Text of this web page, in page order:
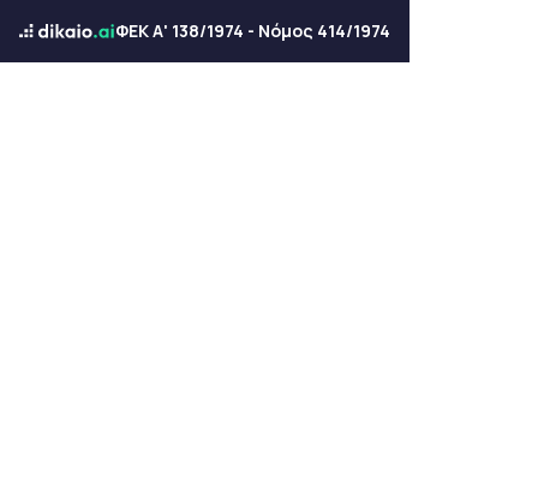
ΦΕΚ Α' 138/1974 - Νόμος 414/1974